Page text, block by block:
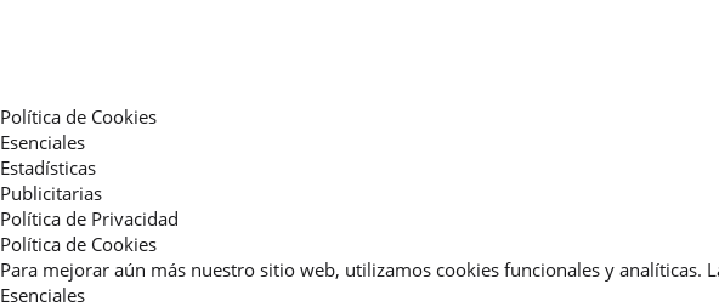
Política de Cookies
Esenciales
Estadísticas
Publicitarias
Política de Privacidad
Política de Cookies
Para mejorar aún más nuestro sitio web, utilizamos cookies funcionales y analíticas.
Esenciales